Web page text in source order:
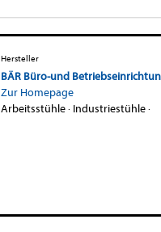
Hersteller
BÄR Büro-und
Zur Homepage
Arbeitsstühle· Industriestühle·